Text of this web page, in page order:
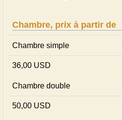
Chambre, prix à partir de
Chambre simple
36,00 USD
Chambre double
50,00 USD